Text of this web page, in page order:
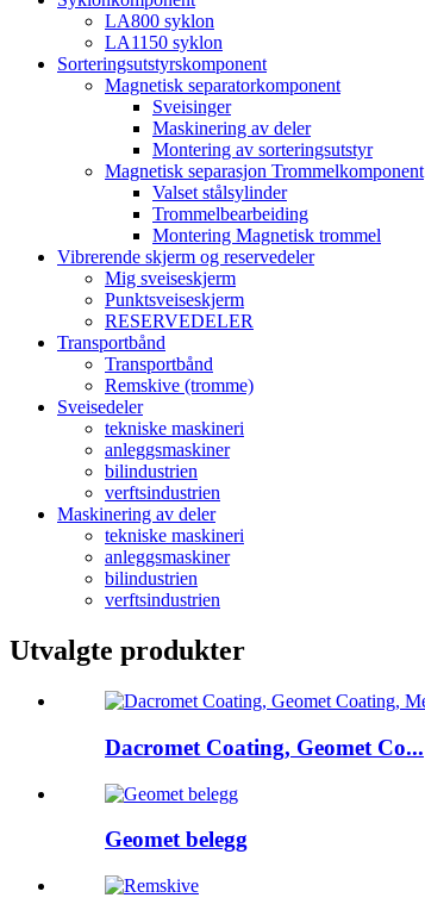
LA800 syklon
LA1150 syklon
Sorteringsutstyrskomponent
Magnetisk separatorkomponent
Sveisinger
Maskinering av deler
Montering av sorteringsutstyr
Magnetisk separasjon Trommelkomponent
Valset stålsylinder
Trommelbearbeiding
Montering Magnetisk trommel
Vibrerende skjerm og reservedeler
Mig sveiseskjerm
Punktsveiseskjerm
RESERVEDELER
Transportbånd
Transportbånd
Remskive (tromme)
Sveisedeler
tekniske maskineri
anleggsmaskiner
bilindustrien
verftsindustrien
Maskinering av deler
tekniske maskineri
anleggsmaskiner
bilindustrien
verftsindustrien
Utvalgte produkter
Dacromet Coating, Geomet Co...
Geomet belegg